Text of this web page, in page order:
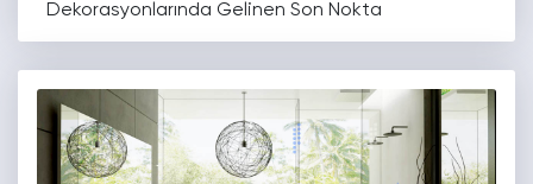
Dekorasyonlarında Gelinen Son Nokta